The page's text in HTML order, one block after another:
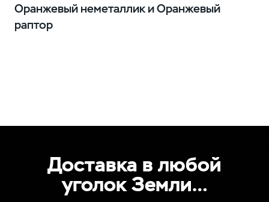
Оранжевый неметаллик и Оранжевый
раптор
Доставка в любой
уголок Земли…